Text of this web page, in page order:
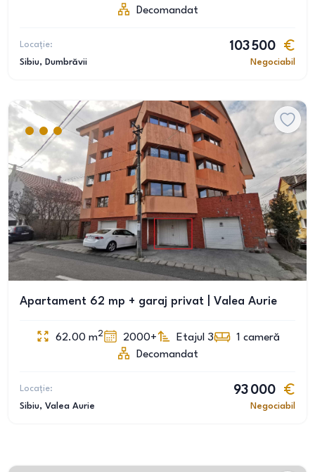
Decomandat
Locație:
Sibiu, Dumbrăvii
103 500
Negociabil
Apartament 62 mp + garaj privat | Valea Aurie
62.00 m2 2000+ Etajul 3 1 cameră
Decomandat
Locație:
Sibiu, Valea Aurie
93 000
Negociabil